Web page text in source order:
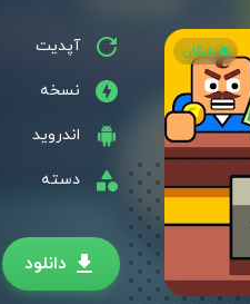
رایگان آپدیت
نسخه
اندروید
دسته
دانلود